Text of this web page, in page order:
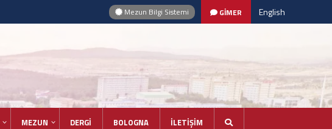
Mezun Bilgi Sistemi GİMER English
MEZUN DERGİ BOLOGNA İLETİŞİM